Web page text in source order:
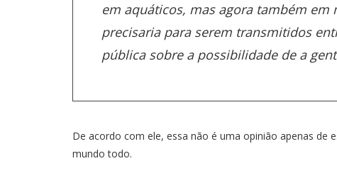
em aquáticos, mas agora também em
precisaria para serem transmitidos
pública sobre a possibilidade de a
De acordo com ele, essa não é uma opinião apenas de
mundo todo.